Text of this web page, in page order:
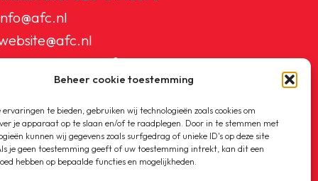
Beheer cookie toestemming
te bieden, gebruiken wij technologieën zoals cookies om
je apparaat op te slaan en/of te raadplegen. Door in te stemmen met
kunnen wij gegevens zoals surfgedrag of unieke ID's op deze site
je geen toestemming geeft of uw toestemming intrekt, kan dit een
hebben op bepaalde functies en mogelijkheden.